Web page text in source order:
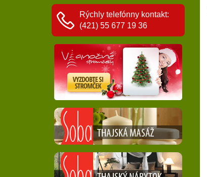
Rýchly telefónny kontakt:
(421) 55 677 19 36